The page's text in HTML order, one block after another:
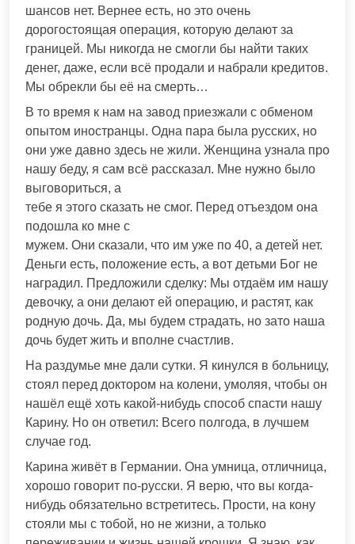
шансов нет. Вернее есть, но это очень
дорогостоящая операция, которую делают за
границей. Мы никогда не смогли бы найти таких
денег, даже, если всё продали и набрали кредитов.
Мы обрекли бы её на смерть…
В то время к нам на завод приезжали с обменом
опытом иностранцы. Одна пара была русских, но
они уже давно здесь не жили. Женщина узнала про
нашу беду, я сам всё рассказал. Мне нужно было
выговориться, а
тебе я этого сказать не смог. Перед отъездом она
подошла ко мне с
мужем. Они сказали, что им уже по 40, а детей нет.
Деньги есть, положение есть, а вот детьми Бог не
наградил. Предложили сделку: Мы отдаём им нашу
девочку, а они делают ей операцию, и растят, как
родную дочь. Да, мы будем страдать, но зато наша
дочь будет жить и вполне счастлив.
На раздумье мне дали сутки. Я кинулся в больницу,
стоял перед доктором на колени, умоляя, чтобы он
нашёл ещё хоть какой-нибудь способ спасти нашу
Карину. Но он ответил: Всего полгода, в лучшем
случае год.
Карина живёт в Германии. Она умница, отличница,
хорошо говорит по-русски. Я верю, что вы когда-
нибудь обязательно встретитесь. Прости, на кону
стояли мы с тобой, но не жизни, а только